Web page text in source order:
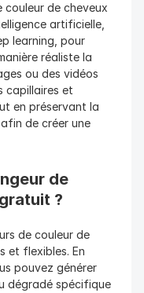
de cheveux
artificielle,
learning, pour
réaliste la
ou des vidéos
capillaires et
en préservant la
de créer une
de
?
de couleur de
et flexibles. En
pouvez générer
dégradé spécifique